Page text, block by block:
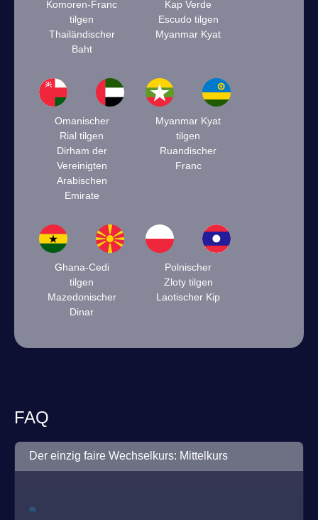
Komoren-Franc
tilgen
Thailändischer
Baht
Kap Verde
Escudo tilgen
Myanmar Kyat
Omanischer
Rial tilgen
Dirham der
Vereinigten
Arabischen
Emirate
Myanmar Kyat
tilgen
Ruandischer
Franc
Ghana-Cedi
tilgen
Mazedonischer
Dinar
Polnischer
Zloty tilgen
Laotischer Kip
FAQ
Der einzig faire Wechselkurs: Mittelkurs